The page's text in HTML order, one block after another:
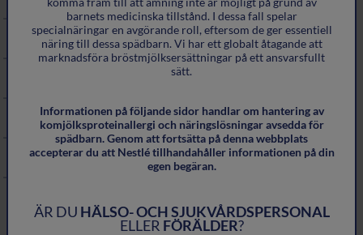
Kolik
Reflux och uppstötningar
Kräkningar
barnets medicinska tillstånd. I dessa fall spelar
specialnäringar en avgörande roll, eftersom de ger essentiell
näring till dessa spädbarn. Vi har ett globalt åtagande att
marknadsföra bröstmjölksersättningar på ett ansvarsfullt
sätt.
Informationen på följande sidor handlar om hantering av
komjölksproteinallergi och näringslösningar avsedda för
spädbarn. Genom att fortsätta på denna webbplats
accepterar du att Nestlé tillhandahåller informationen på din
egen begäran.
ÄR DU HÄLSO- OCH SJUKVÅRDSPERSONAL
ELLER FÖRÄLDER?